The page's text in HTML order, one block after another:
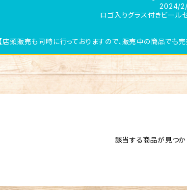
2024/2/
ロゴ入りグラス付きビールセ
【店頭販売も同時に行っておりますので、販売中の商品でも完
該当する商品が見つか